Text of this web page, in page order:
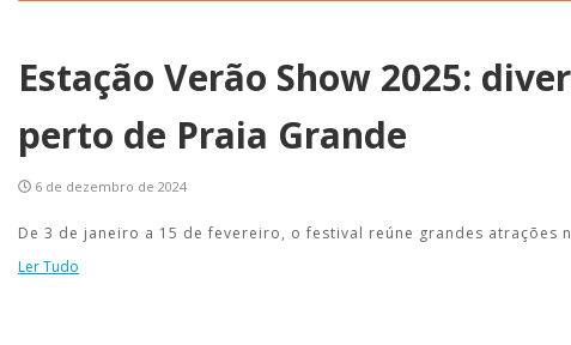
Estação Verão Show 2025:
perto de Praia Grande
6 de dezembro de 2024
De 3 de janeiro a 15 de fevereiro, o festival reúne grandes atrações
Ler Tudo